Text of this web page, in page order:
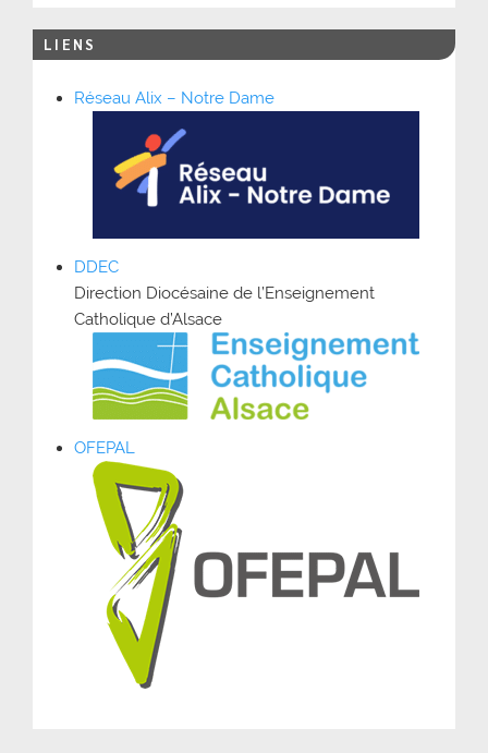
LIENS
Réseau Alix – Notre Dame
DDEC
Direction Diocésaine de l’Enseignement
Catholique d’Alsace
OFEPAL